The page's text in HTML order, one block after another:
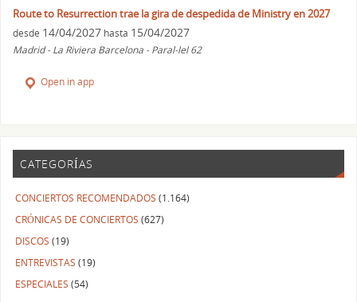
Route to Resurrection trae la gira de despedida de Ministry en 2027
desde 14/04/2027 hasta 15/04/2027
Madrid - La Riviera Barcelona - Paral-lel 62
Open in app
CATEGORÍAS
CONCIERTOS RECOMENDADOS (1.164)
CRÓNICAS DE CONCIERTOS (627)
DISCOS (19)
ENTREVISTAS (19)
ESPECIALES (54)